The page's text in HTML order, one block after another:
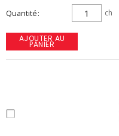
Quantité ch
AJOUTER AU
PANIER